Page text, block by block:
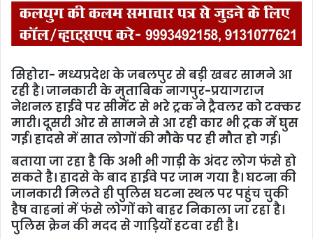
सिहोरा- मध्यप्रदेश के जबलपुर से बड़ी खबर सामने आ
रही है। जानकारी के मुताबिक नागपुर-प्रयागराज
नेशनल हाईवे पर सीमेंट से भरे ट्रक ने ट्रैवलर को टक्कर
मारी। दूसरी ओर से सामने से आ रही कार भी ट्रक में घुस
गई। हादसे में सात लोगों की मौके पर ही मौत हो गई।
बताया जा रहा है कि अभी भी गाड़ी के अंदर लोग फंसे हो
सकते है। हादसे के बाद हाईवे पर जाम गया है। घटना की
जानकारी मिलते ही पुलिस घटना स्थल पर पहुंच चुकी
हैष वाहनां में फंसे लोगों को बाहर निकाला जा रहा है।
पुलिस क्रेन की मदद से गाड़ियों हटवा रही है।